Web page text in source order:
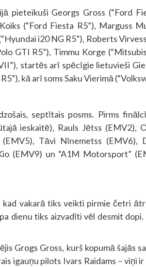
pieteikuši Georgs Gross (“Ford
(“Ford Fiesta R5”), Marguss
i20 NG R5”), Roberts
GTI R5”), Timmu Korge
startēs arī spēcīgie lietuvieši
kā arī soms Saku Vierimā
septītais posms. Pirms
ieskaitē), Rauls Jētss (EMV2),
Tāvi Nīnemetss (EMV6),
(EMV9) un “A1M Motorsport”
vakarā tiks veikti pirmie četri
dienu tiks aizvadīti vēl desmit dopi.
Grogs Gross, kurš kopumā šajās
igauņu pilots Ivars Raidams – viņi